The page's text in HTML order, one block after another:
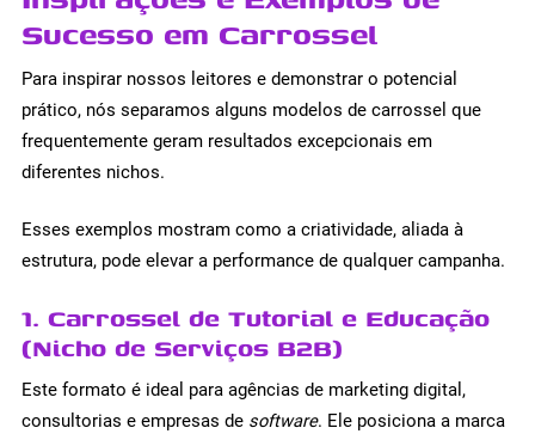
Sucesso em Carrossel
Para inspirar nossos leitores e demonstrar o potencial
prático, nós separamos alguns modelos de carrossel que
frequentemente geram resultados excepcionais em
diferentes nichos.
Esses exemplos mostram como a criatividade, aliada à
estrutura, pode elevar a performance de qualquer campanha.
1. Carrossel de Tutorial e Educação
(Nicho de Serviços B2B)
Este formato é ideal para agências de marketing digital,
consultorias e empresas de software. Ele posiciona a marca